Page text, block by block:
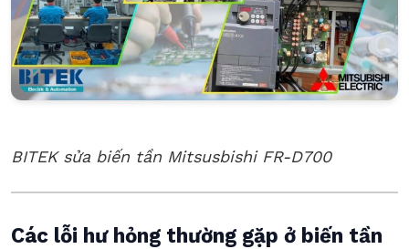
BITEK sửa biến tần Mitsusbishi FR-D700
Các lỗi hư hỏng thường gặp ở biến tần